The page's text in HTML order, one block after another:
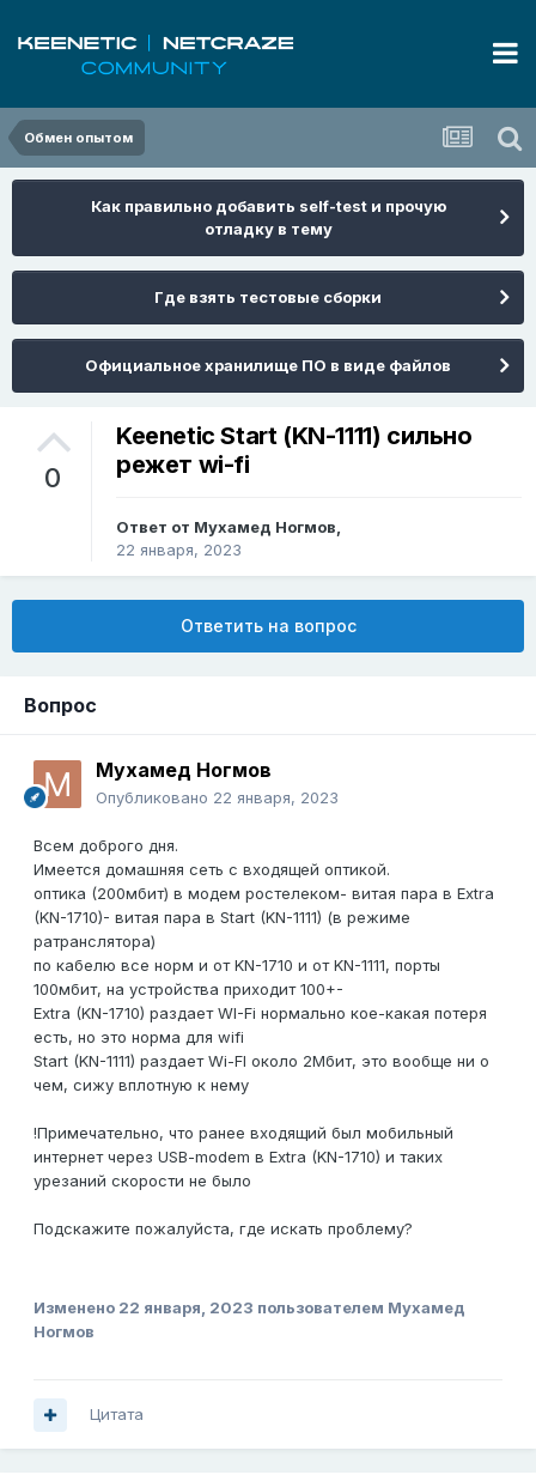
Обмен опытом
Как правильно добавить self-test и прочую
отладку в тему
Где взять тестовые сборки
Официальное хранилище ПО в виде файлов
0
Keenetic Start (KN-1111) сильно
режет wi-fi
Ответ от Мухамед Ногмов,
22 января, 2023
Ответить на вопрос
Вопрос
Мухамед Ногмов
Опубликовано 22 января, 2023
Всем доброго дня.
Имеется домашняя сеть с входящей оптикой.
оптика (200мбит) в модем ростелеком- витая пара в Extra
(KN-1710)- витая пара в Start (KN-1111) (в режиме
ратранслятора)
по кабелю все норм и от KN-1710 и от KN-1111, порты
100мбит, на устройства приходит 100+-
Extra (KN-1710) раздает WI-Fi нормально кое-какая потеря
есть, но это норма для wifi
Start (KN-1111) раздает Wi-FI около 2Мбит, это вообще ни о
чем, сижу вплотную к нему
!Примечательно, что ранее входящий был мобильный
интернет через USB-modem в Extra (KN-1710) и таких
урезаний скорости не было
Подскажите пожалуйста, где искать проблему?
Изменено 22 января, 2023 пользователем Мухамед
Ногмов
Цитата